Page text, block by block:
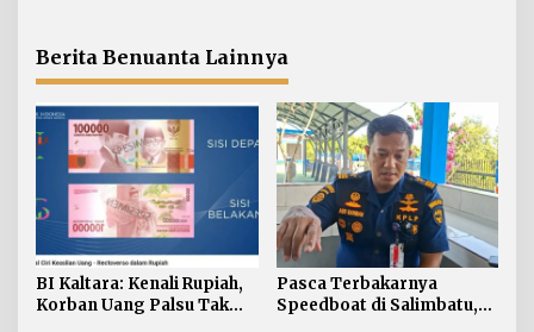
Keselamatan
Berita Benuanta Lainnya
BI Kaltara: Kenali Rupiah,
Korban Uang Palsu Tak
Pasca Terbakarnya
Speedboat di Salimbatu,